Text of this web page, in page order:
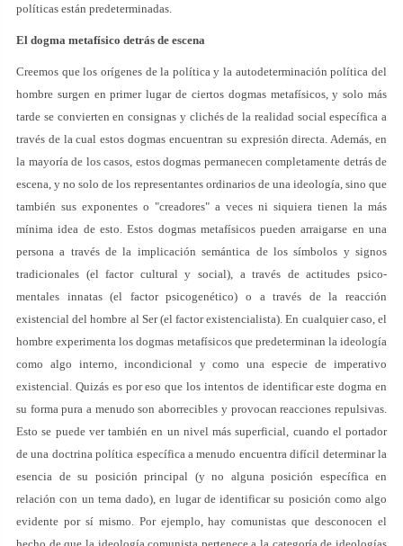
políticas están predeterminadas.
El dogma metafísico detrás de escena
Creemos que los orígenes de la política y la autodeterminación política del
hombre surgen en primer lugar de ciertos dogmas metafísicos, y solo más
tarde se convierten en consignas y clichés de la realidad social específica a
través de la cual estos dogmas encuentran su expresión directa. Además, en
la mayoría de los casos, estos dogmas permanecen completamente detrás de
escena, y no solo de los representantes ordinarios de una ideología, sino que
también sus exponentes o "creadores" a veces ni siquiera tienen la más
mínima idea de esto. Estos dogmas metafísicos pueden arraigarse en una
persona a través de la implicación semántica de los símbolos y signos
tradicionales (el factor cultural y social), a través de actitudes psico-
mentales innatas (el factor psicogenético) o a través de la reacción
existencial del hombre al Ser (el factor existencialista). En cualquier caso, el
hombre experimenta los dogmas metafísicos que predeterminan la ideología
como algo interno, incondicional y como una especie de imperativo
existencial. Quizás es por eso que los intentos de identificar este dogma en
su forma pura a menudo son aborrecibles y provocan reacciones repulsivas.
Esto se puede ver también en un nivel más superficial, cuando el portador
de una doctrina política específica a menudo encuentra difícil determinar la
esencia de su posición principal (y no alguna posición específica en
relación con un tema dado), en lugar de identificar su posición como algo
evidente por sí mismo. Por ejemplo, hay comunistas que desconocen el